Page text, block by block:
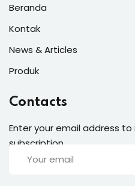
Beranda
Kontak
News & Articles
Produk
Contacts
Enter your email address
subscription